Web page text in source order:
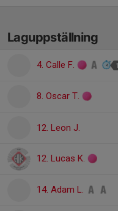
Laguppställning
4. Calle F.
8. Oscar T.
12. Leon J.
12. Lucas K.
14. Adam L.